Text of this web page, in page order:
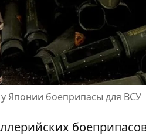
Японии боеприпасы для ВСУ